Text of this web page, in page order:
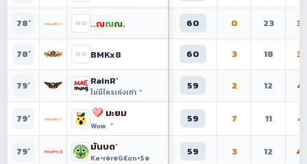
78° ..ณณณ. 60 0 23 37
78° BMKx8 60 3 18
79° RainR`
ไม่มีใครเก่งเท่า  “
59 2 12
79° มะยม
Wow  “
59 7 11 41
79° มันบด`
Ke•r๏r๏G€un•S๏
59 3 12